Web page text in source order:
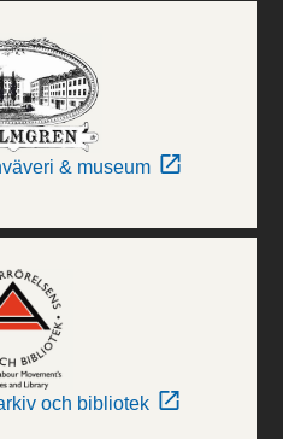
& museum
och bibliotek